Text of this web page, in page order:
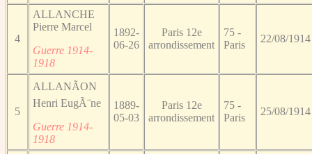
4
ALLANCHE
Pierre Marcel
Guerre 1914-
1918
1892-
06-26
Paris 12e
arrondissement
75 -
Paris
22/08/1914
5
ALLANÃON
Henri EugÃ¨ne
Guerre 1914-
1918
1889-
05-03
Paris 12e
arrondissement
75 -
Paris
25/08/1914